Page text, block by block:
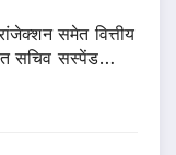
समेत वित्तीय
सचिव सस्पेंड…